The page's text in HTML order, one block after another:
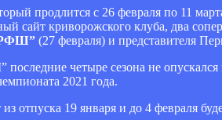
продлится с 26 февраля по 11
сайт криворожского клуба, два
(27 февраля) и представителя
четыре сезона не
2021 года.
отпуска 19 января и до 4 февраля